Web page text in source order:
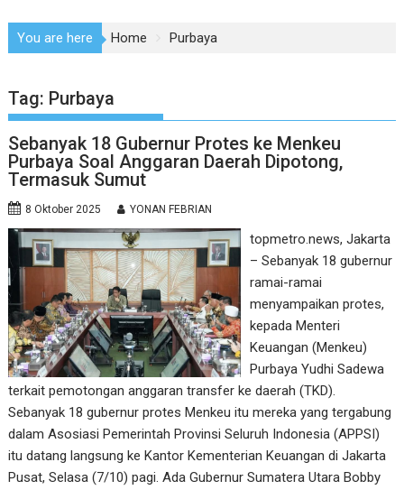
You are here Home Purbaya
Tag: Purbaya
Sebanyak 18 Gubernur Protes ke Menkeu
Purbaya Soal Anggaran Daerah Dipotong,
Termasuk Sumut
8 Oktober 2025 YONAN FEBRIAN
topmetro.news, Jakarta
– Sebanyak 18 gubernur
ramai-ramai
menyampaikan protes,
kepada Menteri
Keuangan (Menkeu)
Purbaya Yudhi Sadewa
terkait pemotongan anggaran transfer ke daerah (TKD).
Sebanyak 18 gubernur protes Menkeu itu mereka yang tergabung
dalam Asosiasi Pemerintah Provinsi Seluruh Indonesia (APPSI)
itu datang langsung ke Kantor Kementerian Keuangan di Jakarta
Pusat, Selasa (7/10) pagi. Ada Gubernur Sumatera Utara Bobby